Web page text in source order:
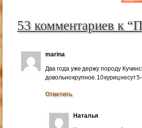
53 комментариев к
marina
Два года уже держу породу
довольно крупное. 10 куриц несут
Ответить
Наталья